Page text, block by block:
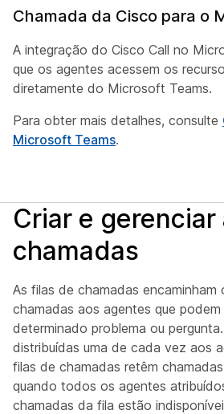
Chamada da Cisco para o
A integração do Cisco Call no
que os agentes acessem os
diretamente do Microsoft Teams.
Para obter mais detalhes, consulte
Microsoft Teams.
Criar e gerenciar
chamadas
As filas de chamadas encaminham
chamadas aos agentes que podem
determinado problema ou
distribuídas uma de cada vez aos
filas de chamadas retêm
quando todos os agentes
chamadas da fila estão